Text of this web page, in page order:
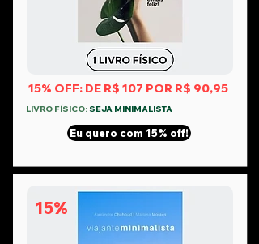
15% OFF: DE R$ 107 POR R$ 90,95
LIVRO FÍSICO:SEJA MINIMALISTA
Eu quero com 15% off!
15%